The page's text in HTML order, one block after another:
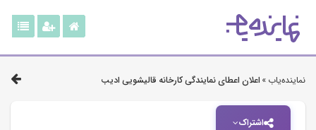
نماینده‌یاب » اعلان اعطای نمایندگی کارخانه قالیشویی ادیب
اشتراک